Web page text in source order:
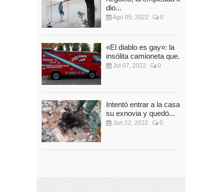
dio...
Ago 05, 2022 0
«El diablo es gay»: la
insólita camioneta que...
Jul 07, 2022 0
Intentó entrar a la casa de
su exnovia y quedó...
Jun 22, 2022 0